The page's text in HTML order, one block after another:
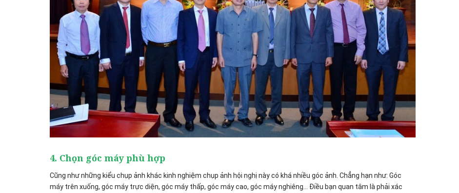
4. Chọn góc máy phù hợp
Cũng như những kiểu chụp ảnh khác kinh nghiệm chụp ảnh hội nghị này có khá nhiều góc ảnh. Chẳng hạn như: Góc
máy trên xuống, góc máy trực diện, góc máy thấp, góc máy cao, góc máy nghiêng… Điều bạn quan tâm là phải xác